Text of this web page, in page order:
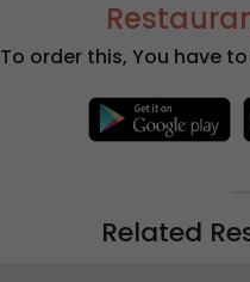
To order this, You have
Related